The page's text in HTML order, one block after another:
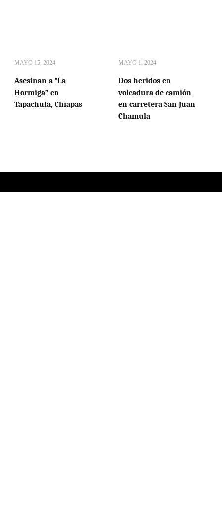
MAYO 15, 2024
Asesinan a “La
Hormiga” en
Tapachula, Chiapas
MAYO 1, 2024
Dos heridos en
volcadura de camión
en carretera San Juan
Chamula